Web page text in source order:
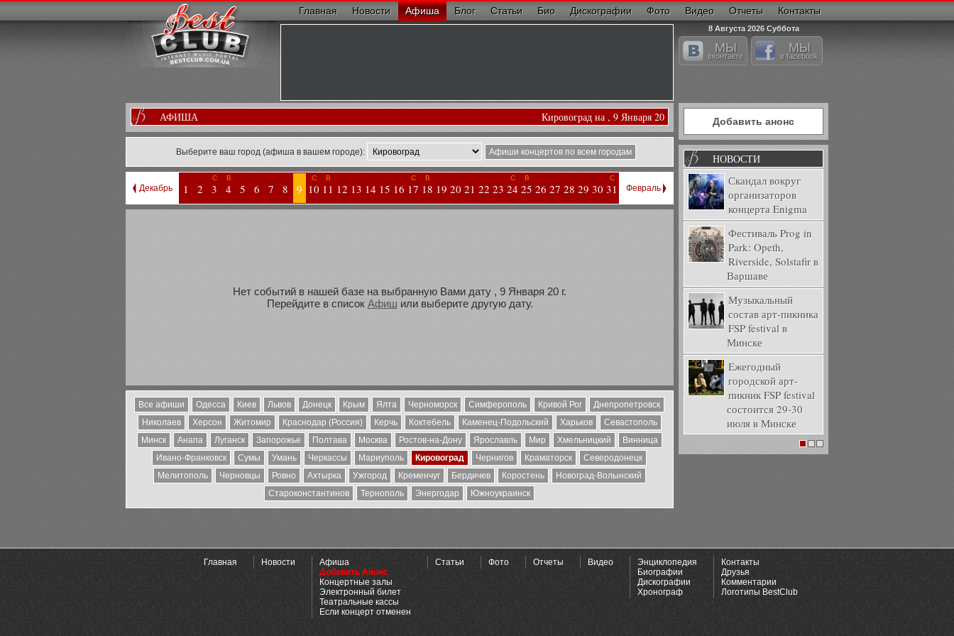
Главная Новости Афиша Блог Статьи Био Дискографии Фото Видео Отчеты Контакты
8 Августа 2026 Суббота
МЫ
вконтакте
МЫ
в facebook
АФИША Кировоград на , 9 Января 20
Выберите ваш город (афиша в вашем городе): Афиши концертов по всем городам
Декабрь 1 2
С
3
В
4 5 6 7 8 9
С
10
В
11 12 13 14 15 16
С
17
В
18 19 20 21 22 23
С
24
В
25 26 27 28 29 30
С
31 Февраль
Нет событий в нашей базе на выбранную Вами дату , 9 Января 20 г.
Перейдите в список Афиш или выберите другую дату.
Все афиши Одесса Киев Львов Донецк Крым Ялта Черноморск Симферополь Кривой Рог
Днепропетровск
Николаев
Херсон Житомир Краснодар (Россия) Керчь Коктебель Каменец-Подольский Харьков
Севастополь
Минск
Анапа Луганск Запорожье Полтава Москва Ростов-на-Дону Ярославль Мир Хмельницкий
Винница
Ивано-Франковск
Сумы Умань Черкассы Мариуполь Кировоград Чернигов Краматорск
Северодонецк
Мелитополь
Черновцы Ровно Ахтырка Ужгород Кременчуг Бердичев Коростень
Новоград-Волынский
Староконстантинов
Тернополь Энергодар Южноукраинск
Добавить анонс
НОВОСТИ
Скандал вокруг
организаторов
концерта Enigma
Фестиваль Prog in
Park: Opeth,
Riverside, Solstafir в
Варшаве
Музыкальный
состав арт-пикника
FSP festival в
Минске
Ежегодный
городской арт-
пикник FSP festival
состоится 29-30
июля в Минске
Главная Новости
Афиша
Добавить Анонс
Концертные залы
Электронный билет
Театральные кассы
Если концерт отменен
Статьи Фото Отчеты Видео
Энциклопедия
Биографии
Дискографии
Хронограф
Контакты
Друзья
Комментарии
Логотипы BestClub